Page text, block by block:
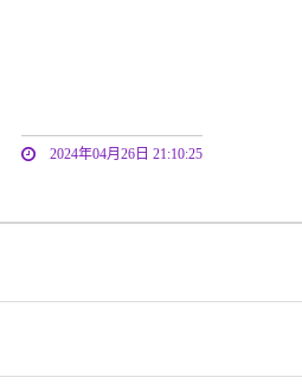
2024年04月26日 21:10:25